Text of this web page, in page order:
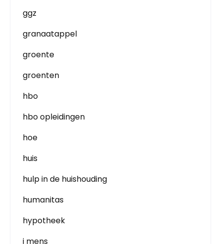
ggz
granaatappel
groente
groenten
hbo
hbo opleidingen
hoe
huis
hulp in de huishouding
humanitas
hypotheek
i mens